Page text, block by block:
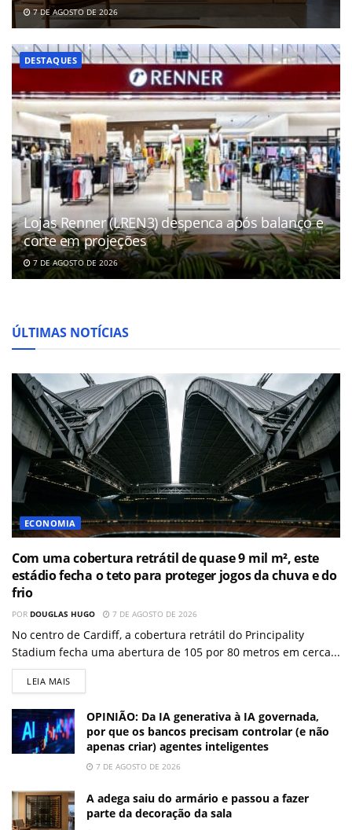
7 DE AGOSTO DE 2026
DESTAQUES
Lojas Renner (LREN3) despenca após balanço e
corte em projeções
7 DE AGOSTO DE 2026
ÚLTIMAS NOTÍCIAS
ECONOMIA
Com uma cobertura retrátil de quase 9 mil m², este
estádio fecha o teto para proteger jogos da chuva e do
frio
POR DOUGLAS HUGO 7 DE AGOSTO DE 2026
No centro de Cardiff, a cobertura retrátil do Principality
Stadium fecha uma abertura de 105 por 80 metros em cerca...
LEIA MAIS
OPINIÃO: Da IA generativa à IA governada,
por que os bancos precisam controlar (e não
apenas criar) agentes inteligentes
7 DE AGOSTO DE 2026
A adega saiu do armário e passou a fazer
parte da decoração da sala